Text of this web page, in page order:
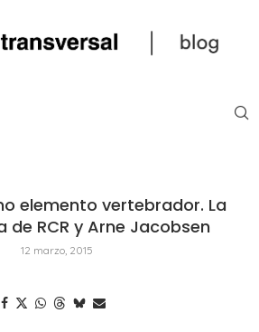
elemento vertebrador. La
RCR y Arne Jacobsen
12 marzo, 2015